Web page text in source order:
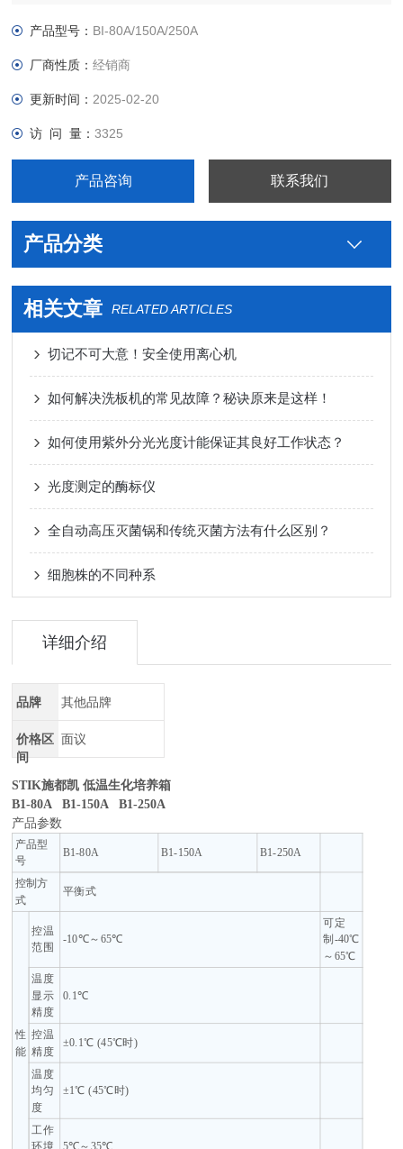
产品型号： BI-80A/150A/250A
厂商性质：经销商
更新时间： 2025-02-20
访 问 量：3325
产品咨询 联系我们
产品分类
相关文章 RELATED ARTICLES
切记不可大意！安全使用离心机
如何解决洗板机的常见故障？秘诀原来是这样！
如何使用紫外分光光度计能保证其良好工作状态？
光度测定的酶标仪
全自动高压灭菌锅和传统灭菌方法有什么区别？
细胞株的不同种系
详细介绍
品牌 其他品牌
价格区
间
面议
STIK施都凯 低温生化培养箱
B1-80A B1-150A B1-250A
产品参数
产品型
号
B1-80A B1-150A B1-250A
控制方
式
平衡式
性
能
控温
范围
-10℃～65℃
可定
制-40℃
～65℃
温度
显示
精度
0.1℃
控温
精度
±0.1℃ (45℃时)
温度
均匀
度
±1℃ (45℃时)
工作
环境
5℃～35℃